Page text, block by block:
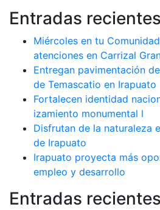
Entradas recientes
Miércoles en tu
atenciones en Carrizal
Entregan pavimentación
de Temascatio en Irapuato
Fortalecen identidad
izamiento monumental l
Disfrutan de la naturaleza
de Irapuato
Irapuato proyecta más
empleo y desarrollo
Entradas recientes